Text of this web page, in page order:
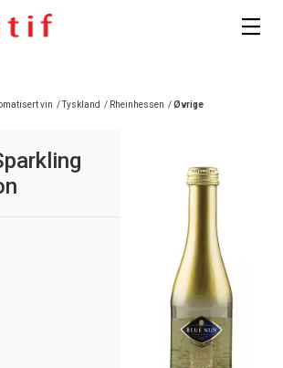
vin /Tyskland / Rheinhessen /Øvrige